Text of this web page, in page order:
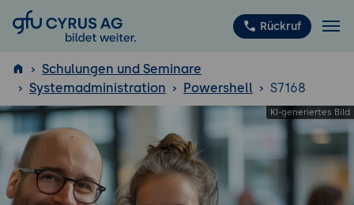
GFU Cyrus AG Rückruf
ISTQB ®
Schulungen und Seminare
Systemadministration
Powershell S7168